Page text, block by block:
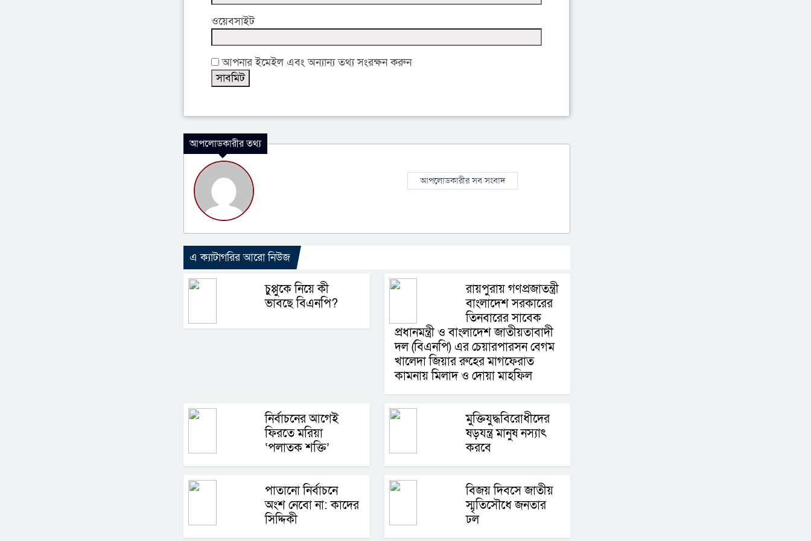
ওয়েবসাইট
আপনার ইমেইল এবং অন্যান্য তথ্য সংরক্ষন করুন
আপলোডকারীর তথ্য
আপলোডকারীর সব সংবাদ
এ ক্যাটাগরির আরো নিউজ
চুপ্পুকে নিয়ে কী
ভাবছে বিএনপি?
রায়পুরায় গণপ্রজাতন্ত্রী
বাংলাদেশ সরকারের
তিনবারের সাবেক
প্রধানমন্ত্রী ও বাংলাদেশ জাতীয়তাবাদী
দল (বিএনপি) এর চেয়ারপারসন বেগম
খালেদা জিয়ার রুহের মাগফেরাত
কামনায় মিলাদ ও দোয়া মাহফিল
নির্বাচনের আগেই
ফিরতে মরিয়া
‘পলাতক শক্তি’
মুক্তিযুদ্ধবিরোধীদের
ষড়যন্ত্র মানুষ নস্যাৎ
করবে
পাতানো নির্বাচনে
অংশ নেবো না: কাদের
সিদ্দিকী
বিজয় দিবসে জাতীয়
স্মৃতিসৌধে জনতার
ঢল